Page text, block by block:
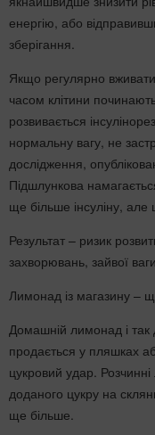
енергію, або
зберігання.
Якщо регулярно
часом клітини
розвивається
нормальну вагу, не
дослідження,
Підшлункова
ще більше інсуліну, але
Результат – ризик
захворювань, зайвої
Лимонад із магазину –
Домашній лимонад і
продається у пляшках
цукровий удар.
доданого цукру на
ще більше.